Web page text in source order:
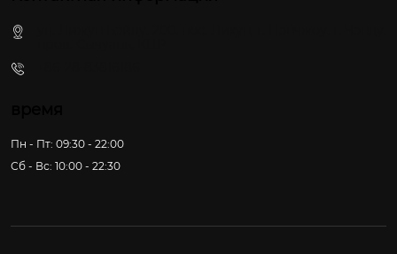
Пн - Пт: 09:30 - 22:00
Сб - Вс: 10:00 - 22:30